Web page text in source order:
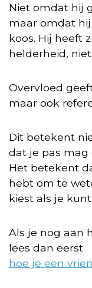
Niet omdat hij
maar omdat
koos. Hij heeft
helderheid,
Overvloed
maar ook
Dit betekent
dat je pas
Het betekent
hebt om te
kiest als je
Als je nog aan
lees dan eerst
hoe je een